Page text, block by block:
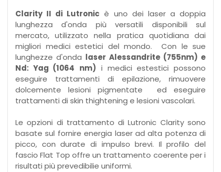
Clarity II di Lutronic è uno dei laser a doppia
lunghezza d'onda più versatili disponibili sul
mercato, utilizzato nella pratica quotidiana dai
migliori medici estetici del mondo. Con le sue
lunghezze d'onda laser Alessandrite (755nm) e
Nd: Yag (1064 nm) i medici estestici possono
eseguire trattamenti di epilazione, rimuovere
dolcemente lesioni pigmentate ed eseguire
trattamenti di skin thightening e lesioni vascolari.
Le opzioni di trattamento di Lutronic Clarity sono
basate sul fornire energia laser ad alta potenza di
picco, con durate di impulso brevi. Il profilo del
fascio Flat Top offre un trattamento coerente per i
risultati più prevedibilie uniformi.